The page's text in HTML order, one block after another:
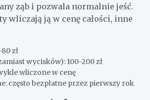
ząb i pozwala normalnie jeść.
wliczają ją w cenę całości, inne
zł
wycisków): 100-200 zł
wliczone w cenę
często bezpłatne przez pierwszy rok